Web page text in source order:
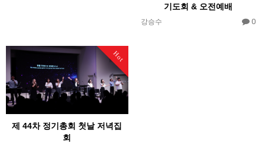
기도회 & 오전예배
강승수 0
Hot
제 44차 정기총회 첫날 저녁집
회